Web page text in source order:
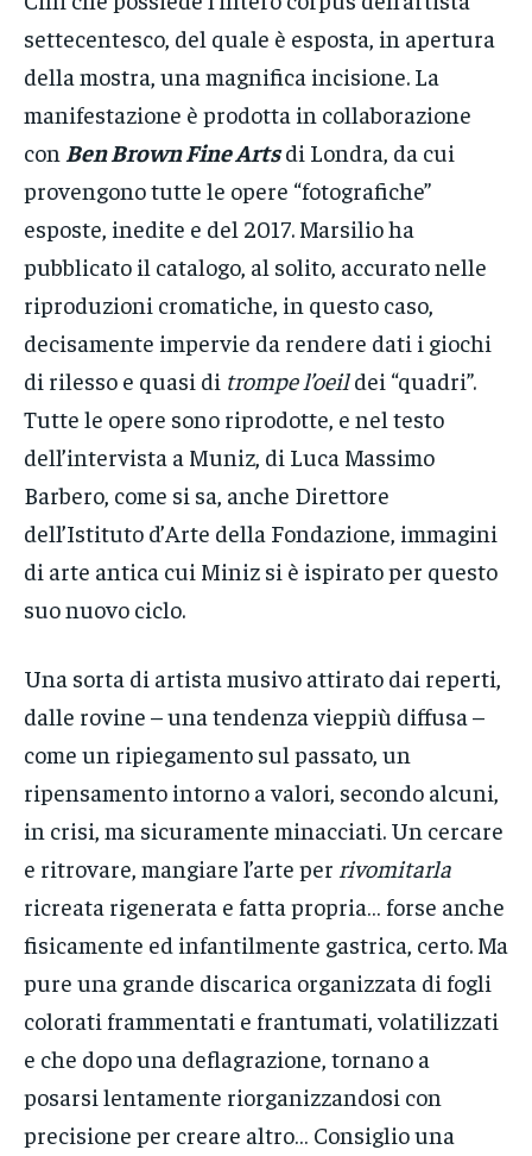
settecentesco, del quale è esposta, in apertura
della mostra, una magnifica incisione. La
manifestazione è prodotta in collaborazione
con Ben Brown Fine Artsdi Londra, da cui
provengono tutte le opere “fotografiche”
esposte, inedite e del 2017. Marsilio ha
pubblicato il catalogo, al solito, accurato nelle
riproduzioni cromatiche, in questo caso,
decisamente impervie da rendere dati i giochi
di rilesso e quasi di trompe l’oeildei “quadri”.
Tutte le opere sono riprodotte, e nel testo
dell’intervista a Muniz, di Luca Massimo
Barbero, come si sa, anche Direttore
dell’Istituto d’Arte della Fondazione, immagini
di arte antica cui Miniz si è ispirato per questo
suo nuovo ciclo.
Una sorta di artista musivo attirato dai reperti,
dalle rovine – una tendenza vieppiù diffusa –
come un ripiegamento sul passato, un
ripensamento intorno a valori, secondo alcuni,
in crisi, ma sicuramente minacciati. Un cercare
e ritrovare, mangiare l’arte per rivomitarla
ricreata rigenerata e fatta propria… forse anche
fisicamente ed infantilmente gastrica, certo. Ma
pure una grande discarica organizzata di fogli
colorati frammentati e frantumati, volatilizzati
e che dopo una deflagrazione, tornano a
posarsi lentamente riorganizzandosi con
precisione per creare altro… Consiglio una